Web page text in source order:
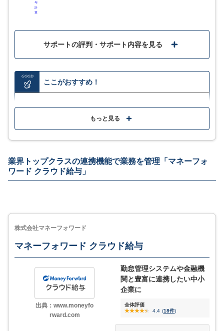
軟に対応できるので長期的な利用が出来ます。
処理ミスや申請漏れに関してもアラートのようになるためミスが
わかりやすく軽減したように感じます。 年末調整も社員が各自で
行うため、管理側のタスク量も大幅削減ができていました。
使ってみた【使い方解説】
他サービスとの比較記事はこちら
与
計
算
サポートの評判・サポート内容を見る
GOOD
ここがおすすめ！
給与や賞与計算だけでなく通勤手当の自動計算にも対
Todoリストやメモ機能・途中入社や退職者の表示アシ
ストで、業務の抜け漏れを防ぐ
ここが少し気になる…
ジョブカンシリーズで連携できるものの、連携できる
機能には縛りがある
サポート体制に不満の声も
もっと見る
業界トップクラスの連携機能で業務を管理「マネーフォ
ワード クラウド給与」
株式会社マネーフォワード
マネーフォワード クラウド給与
出典：www.moneyfo
rward.com
勤怠管理システムや金融機
関と豊富に連携したい中小
企業に
全体評価
4.4 (18件)